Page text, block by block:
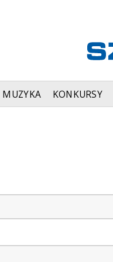
MUZYKA KONKURSY